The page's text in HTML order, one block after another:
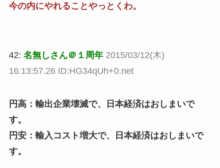
今の内にやれることやっとくわ。
42: 名無しさん＠１周年 2015/03/12(木)
16:13:57.26 ID:HG34qUh+0.net
円高：輸出企業壊滅で、日本経済はおしまいで
す。
円安：輸入コスト増大で、日本経済はおしまいで
す。